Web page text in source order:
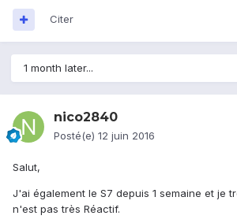
Citer
1 month later...
nico2840
Posté(e) 12 juin 2016
Salut,
J'ai également le S7 depuis 1 semaine et je
n'est pas très Réactif.